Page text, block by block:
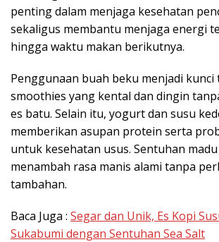
penting dalam menjaga kesehatan
sekaligus membantu menjaga energi
hingga waktu makan berikutnya.
Penggunaan buah beku menjadi
smoothies yang kental dan dingin
es batu. Selain itu, yogurt dan susu
memberikan asupan protein serta
untuk kesehatan usus. Sentuhan
menambah rasa manis alami tanpa
tambahan.
Baca Juga : Segar dan Unik, Es Kopi
Sukabumi dengan Sentuhan Sea Salt